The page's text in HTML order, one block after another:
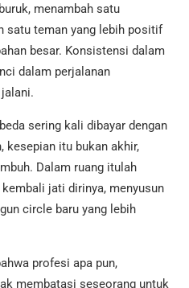
menambah satu
satu teman yang lebih positif
besar. Konsistensi dalam
dalam perjalanan
sering kali dibayar dengan
kesepian itu bukan akhir,
Dalam ruang itulah
jati dirinya, menyusun
circle baru yang lebih
profesi apa pun,
membatasi seseorang untuk